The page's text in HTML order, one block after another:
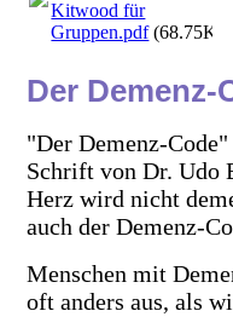
Kitwood für
Gruppen.pdf(68.75KB)
Der Demenz-
"Der Demenz-
Schrift von Dr. Udo
Herz wird nicht
auch der Demenz-
Menschen mit
oft anders aus, als